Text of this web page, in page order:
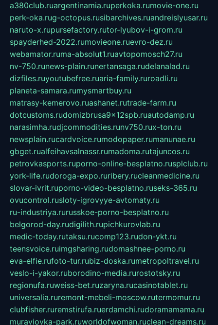
a380club.ruargentinamia.ruperkoka.rumovie-one.ru
perk-oka.rug-octopus.rusibarchives.ruandreislyusar.ru
naruto-x.rupursefactory.rutor-lyubov-i-grom.ru
spayderhed-2022.rumovieone.ruevro-dez.ru
webamator.ruma-absolut1.ruavtopomosch27.ru
nv-750.runews-plain.runertansaga.rudelanalad.ru
dizfiles.ruyoutubefree.ruaria-family.ruroadli.ru
planeta-samara.rumysmartbuy.ru
matrasy-kemerovo.ruashanet.rutrade-farm.ru
dotcustoms.rudomizbrusa9x12spb.ruautodamp.ru
narasimha.rudjcommodities.runv750.rux-ton.ru
newsplain.rucardvoice.rumodopaper.rumanunae.ru
gbget.rualfeihavsalnassr.rumadoma.rutajuncos.ru
petrovkasports.ruporno-online-besplatno.rusplclub.ru
york-life.rudoroga-expo.ruribery.rucleanmedicine.ru
slovar-ivrit.ruporno-video-besplatno.ruseks-365.ru
ovucontrol.rusloty-igrovyye-avtomaty.ru
ru-industriya.rurusskoe-porno-besplatno.ru
belgorod-day.rudigilith.rupichkurovlab.ru
medic-today.rutaksu.rucomp123.rudon-ykt.ru
teensvoice.ruimgsharing.rudomashnee-porno.ru
eva-elfie.rufoto-tur.rubiz-doska.rumetropoltravel.ru
veslo-i-yakor.ruborodino-media.rurostotsky.ru
regionufa.ruweiss-bet.ruzaryna.rucasinotablet.ru
universalia.ruremont-mebeli-moscow.rutermomur.ru
clubfisher.ruremstirufa.ruerdamchi.rudoramamama.ru
muraviovka-park.ruworldofwoman.ruclean-dreams.ru